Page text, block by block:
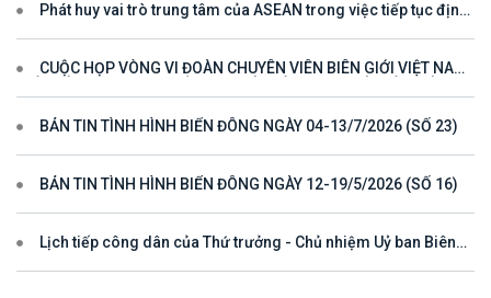
Phát huy vai trò trung tâm của ASEAN trong việc tiếp tục định
CUỘC HỌP VÒNG VI ĐOÀN CHUYÊN VIÊN BIÊN GIỚI VIỆT NAM
TRIỂN
BẢN TIN TÌNH HÌNH BIỂN ĐÔNG NGÀY 04-13/7/2026 (SỐ 23)
BẢN TIN TÌNH HÌNH BIỂN ĐÔNG NGÀY 12-19/5/2026 (SỐ 16)
Lịch tiếp công dân của Thứ trưởng - Chủ nhiệm Uỷ ban Biên